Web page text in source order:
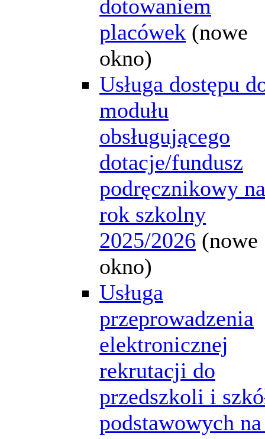
dotowaniem
placówek (nowe
okno)
Usługa dostępu
modułu
obsługującego
dotacje/fundusz
podręcznikowy na
rok szkolny
2025/2026 (nowe
okno)
Usługa
przeprowadzenia
elektronicznej
rekrutacji do
przedszkoli i
podstawowych